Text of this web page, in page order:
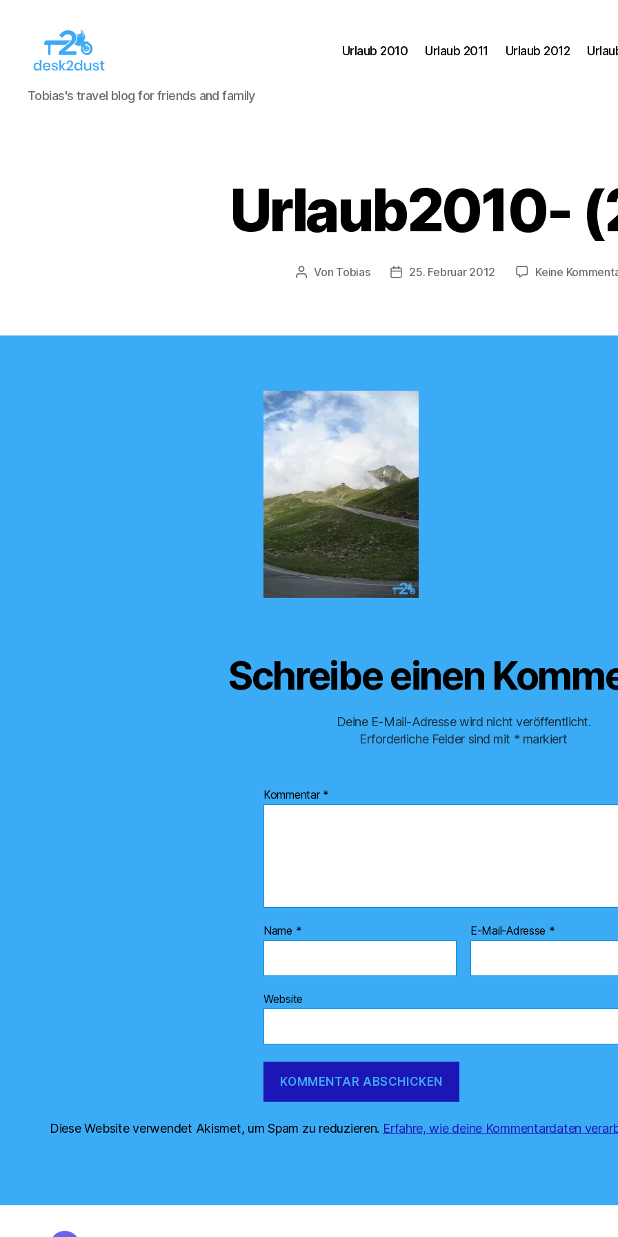
desk2dust
Tobias's travel blog for friends and family
Urlaub 2010 Urlaub 2011 Urlaub 2012
Urlaub2010-
Beitragsautor
Von Tobias Veröffentlichungsdatum
25. Februar 2012 Keine
Schreibe einen
Deine E-Mail-Adresse wird nicht veröffentlicht.
Erforderliche Felder sind mit *markiert
Kommentar *
Name * E-Mail-Adresse *
Website
Diese Website verwendet Akismet, um Spam zu reduzieren. Erfahre, wie deine Kommentardaten